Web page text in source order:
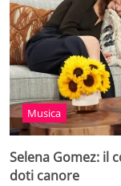
Musica
Selena Gomez: il
doti canore